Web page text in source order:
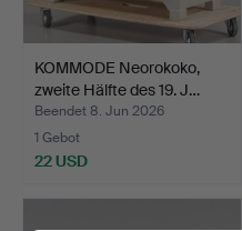
KOMMODE Neorokoko,
zweite Hälfte des 19. J…
Beendet 8. Jun 2026
1 Gebot
22 USD